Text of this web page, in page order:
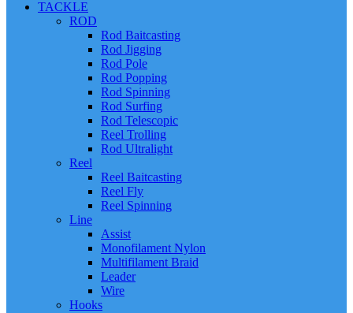
TACKLE
ROD
Rod Baitcasting
Rod Jigging
Rod Pole
Rod Popping
Rod Spinning
Rod Surfing
Rod Telescopic
Reel Trolling
Rod Ultralight
Reel
Reel Baitcasting
Reel Fly
Reel Spinning
Line
Assist
Monofilament Nylon
Multifilament Braid
Leader
Wire
Hooks